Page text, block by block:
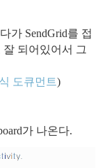
가 SendGrid를 접
되어있어서 그
도큐먼트)
가 나온다.